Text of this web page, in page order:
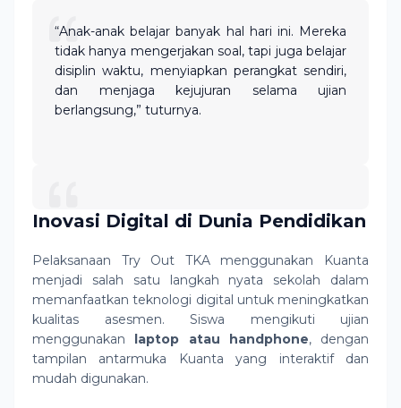
“Anak-anak belajar banyak hal hari ini. Mereka
tidak hanya mengerjakan soal, tapi juga belajar
disiplin waktu, menyiapkan perangkat sendiri,
dan menjaga kejujuran selama ujian
berlangsung,” tuturnya.
Inovasi Digital di Dunia Pendidikan
Pelaksanaan Try Out TKA menggunakan Kuanta
menjadi salah satu langkah nyata sekolah dalam
memanfaatkan teknologi digital untuk meningkatkan
kualitas asesmen. Siswa mengikuti ujian
menggunakan laptop atau handphone, dengan
tampilan antarmuka Kuanta yang interaktif dan
mudah digunakan.